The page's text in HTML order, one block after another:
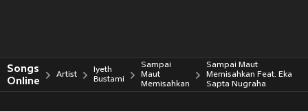
Songs
Online
Artist
Iyeth
Bustami
Sampai
Maut
Memisahkan
Sampai Maut
Memisahkan Feat. Eka
Sapta Nugraha